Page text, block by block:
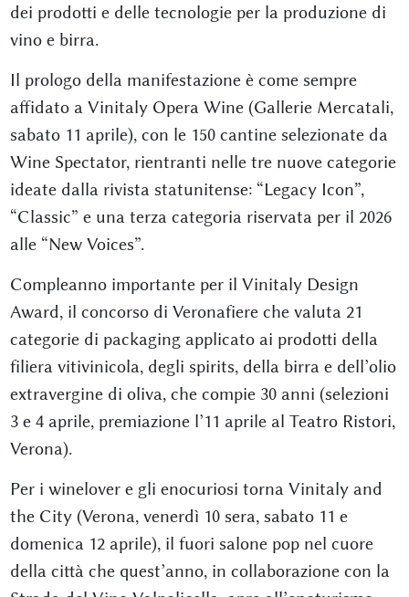
dei prodotti e delle tecnologie per la produzione di
vino e birra.
Il prologo della manifestazione è come sempre
affidato a Vinitaly Opera Wine (Gallerie Mercatali,
sabato 11 aprile), con le 150 cantine selezionate da
Wine Spectator, rientranti nelle tre nuove categorie
ideate dalla rivista statunitense: “Legacy Icon”,
“Classic” e una terza categoria riservata per il 2026
alle “New Voices”.
Compleanno importante per il Vinitaly Design
Award, il concorso di Veronafiere che valuta 21
categorie di packaging applicato ai prodotti della
filiera vitivinicola, degli spirits, della birra e dell’olio
extravergine di oliva, che compie 30 anni (selezioni
3 e 4 aprile, premiazione l’11 aprile al Teatro Ristori,
Verona).
Per i winelover e gli enocuriosi torna Vinitaly and
the City (Verona, venerdì 10 sera, sabato 11 e
domenica 12 aprile), il fuori salone pop nel cuore
della città che quest’anno, in collaborazione con la